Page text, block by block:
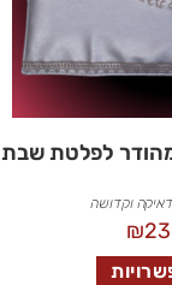
מהודר לפלטת שבת
וקדושה
₪